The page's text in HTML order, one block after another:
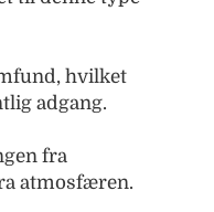
hvilket
adgang.
fra
atmosfæren.